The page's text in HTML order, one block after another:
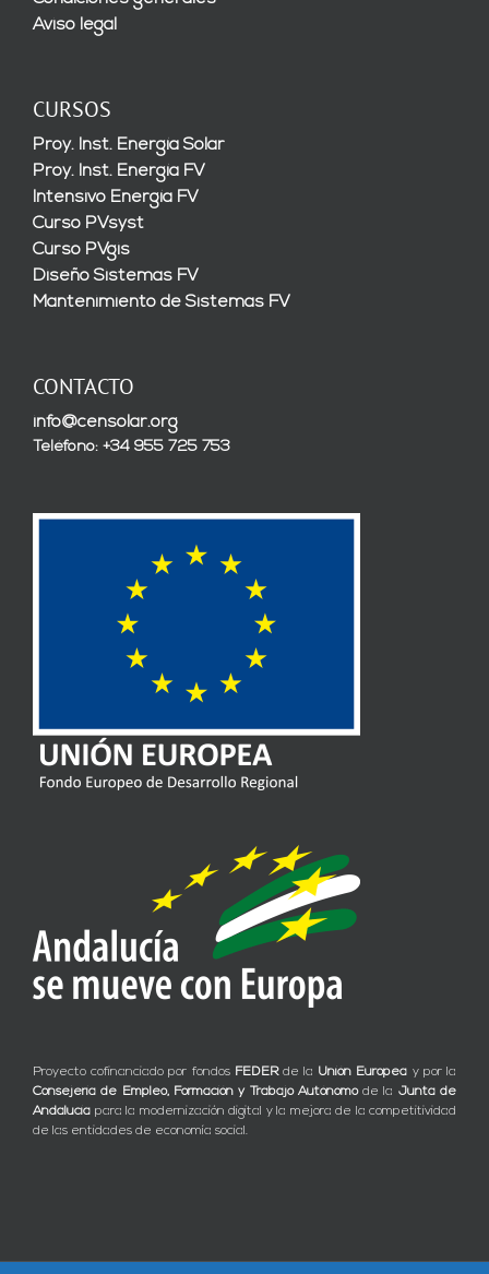
Aviso legal
CURSOS
Proy. Inst. Energía Solar
Proy. Inst. Energía FV
Intensivo Energía FV
Curso PVsyst
Curso PVgis
Diseño Sistemas FV
Mantenimiento de Sistemas FV
CONTACTO
info@censolar.org
Teléfono: +34 955 725 753
Proyecto cofinanciado por fondos FEDERde la Unión Europea y por la
Consejería de Empleo, Formación y Trabajo Autónomode la Junta de
Andalucía para la modernización digital y la mejora de la competitividad
de las entidades de economía social.